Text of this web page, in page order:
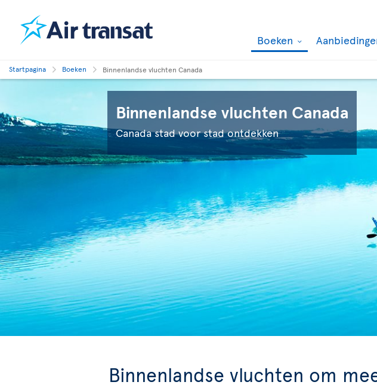
Boeken
Startpagina Boeken Binnenlandse vluchten Canada
Binnenlandse vluchten Canada
Canada stad voor stad ontdekken
Binnenlandse vluchten om